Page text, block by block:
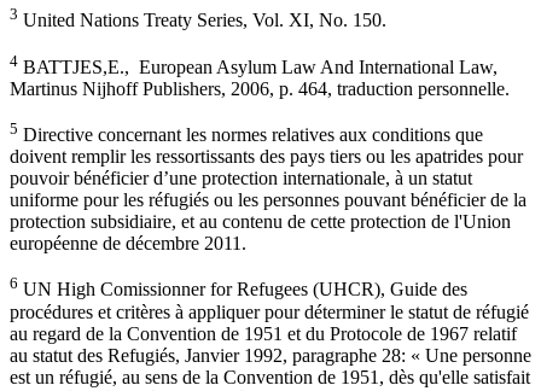
3 United Nations Treaty Series, Vol. XI, No. 150.
4 BATTJES,E., European Asylum Law And International Law,
Martinus Nijhoff Publishers, 2006, p. 464, traduction personnelle.
5 Directive concernant les normes relatives aux conditions que
doivent remplir les ressortissants des pays tiers ou les apatrides pour
pouvoir bénéficier d’une protection internationale, à un statut
uniforme pour les réfugiés ou les personnes pouvant bénéficier de la
protection subsidiaire, et au contenu de cette protection de l'Union
européenne de décembre 2011.
6 UN High Comissionner for Refugees (UHCR), Guide des
procédures et critères à appliquer pour déterminer le statut de réfugié
au regard de la Convention de 1951 et du Protocole de 1967 relatif
au statut des Refugiés, Janvier 1992, paragraphe 28: « Une personne
est un réfugié, au sens de la Convention de 1951, dès qu'elle satisfait